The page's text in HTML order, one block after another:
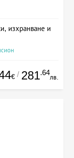
изхранване и
€ / 281.64
лв.